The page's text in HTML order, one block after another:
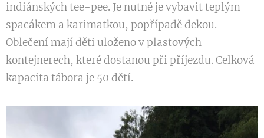
indiánských tee-pee. Je nutné je vybavit teplým
spacákem a karimatkou, popřípadě dekou.
Oblečení mají děti uloženo v plastových
kontejnerech, které dostanou při příjezdu. Celková
kapacita tábora je 50 dětí.